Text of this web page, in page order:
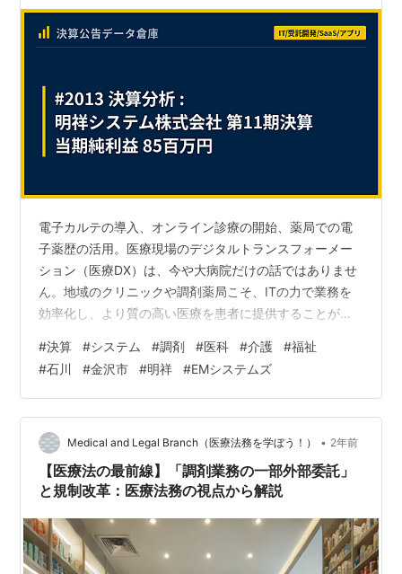
電子カルテの導入、オンライン診療の開始、薬局での電
子薬歴の活用。医療現場のデジタルトランスフォーメー
ション（医療DX）は、今や大病院だけの話ではありませ
ん。地域のクリニックや調剤薬局こそ、ITの力で業務を
効率化し、より質の高い医療を患者に提供することが求
あるシステムの中から最適なものを選び、導入・運用す
るのは至難の業です。 今回は、北陸の地で、まさにその
課題解決に挑む「地域医療のITパートナー」、明祥シス
テム株式会社の決算を読み解きます。設立から11年、地
域密着で成長を続ける企業の、傑出した収益性と強さの
秘密に迫ります。 【決算ハイライト（第1…
#決算 #システム #調剤 #医科 #介護 #福祉
#石川 #金沢市 #明祥 #EMシステムズ
Medical and Legal Branch（医療法務を学ぼう！） • 2年前
【医療法の最前線】「調剤業務の一部外部委託」
と規制改革：医療法務の視点から解説